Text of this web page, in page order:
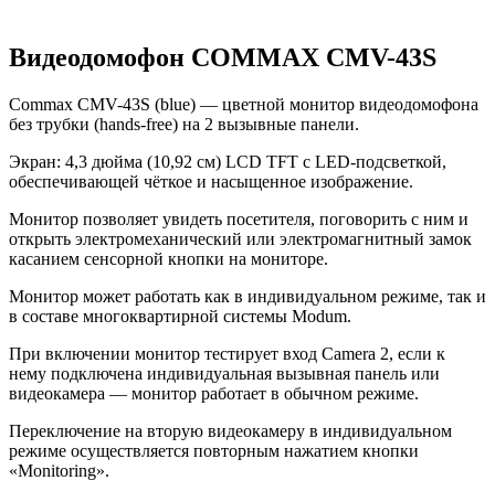
Видеодомофон COMMAX CMV-43S
Commax CMV-43S (blue) — цветной монитор видеодомофона
без трубки (hands-free) на 2 вызывные панели.
Экран: 4,3 дюйма (10,92 см) LCD TFT с LED-подсветкой,
обеспечивающей чёткое и насыщенное изображение.
Монитор позволяет увидеть посетителя, поговорить с ним и
открыть электромеханический или электромагнитный замок
касанием сенсорной кнопки на мониторе.
Монитор может работать как в индивидуальном режиме, так и
в составе многоквартирной системы Modum.
При включении монитор тестирует вход Camera 2, если к
нему подключена индивидуальная вызывная панель или
видеокамера — монитор работает в обычном режиме.
Переключение на вторую видеокамеру в индивидуальном
режиме осуществляется повторным нажатием кнопки
«Monitoring».